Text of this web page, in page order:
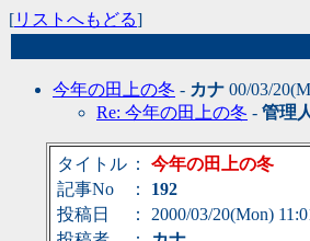
[リストへもどる]
今年の田上の冬 - カナ 00/03/
Re: 今年の田上の冬 - 管
タイトル ： 今年の田上の冬
記事No
： 192
投稿日
： 2000/03/20(Mon)